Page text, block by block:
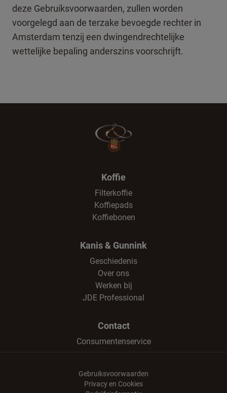
deze Gebruiksvoorwaarden, zullen worden
voorgelegd aan de terzake bevoegde rechter in
Amsterdam tenzij een dwingendrechtelijke
wettelijke bepaling anderszins voorschrijft.
Koffie
Filterkoffie
Koffiepads
Koffiebonen
Kanis & Gunnink
Geschiedenis
Over ons
Werken bij
JDE Professional
Contact
Consumentenservice
Gebruiksvoorwaarden
Privacy en Cookies